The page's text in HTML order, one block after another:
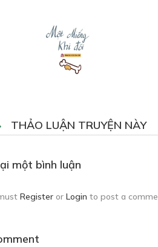
THẢO LUẬN TRUYỆN NÀY
một bình luận
Register or Login to post a